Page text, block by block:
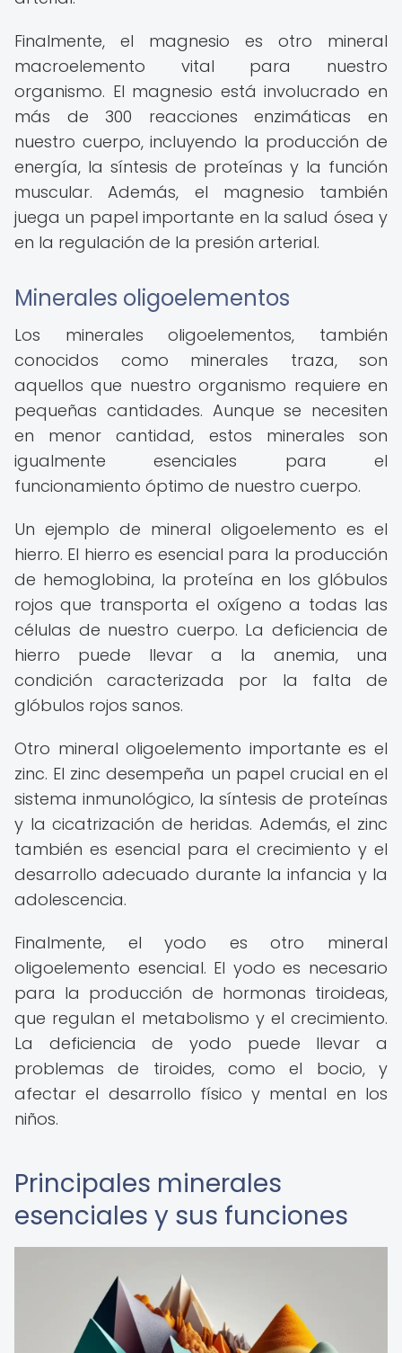
Finalmente, el magnesio es otro mineral
macroelemento vital para nuestro
organismo. El magnesio está involucrado en
más de 300 reacciones enzimáticas en
nuestro cuerpo, incluyendo la producción de
energía, la síntesis de proteínas y la función
muscular. Además, el magnesio también
juega un papel importante en la salud ósea y
en la regulación de la presión arterial.
Minerales oligoelementos
Los minerales oligoelementos, también
conocidos como minerales traza, son
aquellos que nuestro organismo requiere en
pequeñas cantidades. Aunque se necesiten
en menor cantidad, estos minerales son
igualmente esenciales para el
funcionamiento óptimo de nuestro cuerpo.
Un ejemplo de mineral oligoelemento es el
hierro. El hierro es esencial para la producción
de hemoglobina, la proteína en los glóbulos
rojos que transporta el oxígeno a todas las
células de nuestro cuerpo. La deficiencia de
hierro puede llevar a la anemia, una
condición caracterizada por la falta de
glóbulos rojos sanos.
Otro mineral oligoelemento importante es el
zinc. El zinc desempeña un papel crucial en el
sistema inmunológico, la síntesis de proteínas
y la cicatrización de heridas. Además, el zinc
también es esencial para el crecimiento y el
desarrollo adecuado durante la infancia y la
adolescencia.
Finalmente, el yodo es otro mineral
oligoelemento esencial. El yodo es necesario
para la producción de hormonas tiroideas,
que regulan el metabolismo y el crecimiento.
La deficiencia de yodo puede llevar a
problemas de tiroides, como el bocio, y
afectar el desarrollo físico y mental en los
niños.
Principales minerales
esenciales y sus funciones